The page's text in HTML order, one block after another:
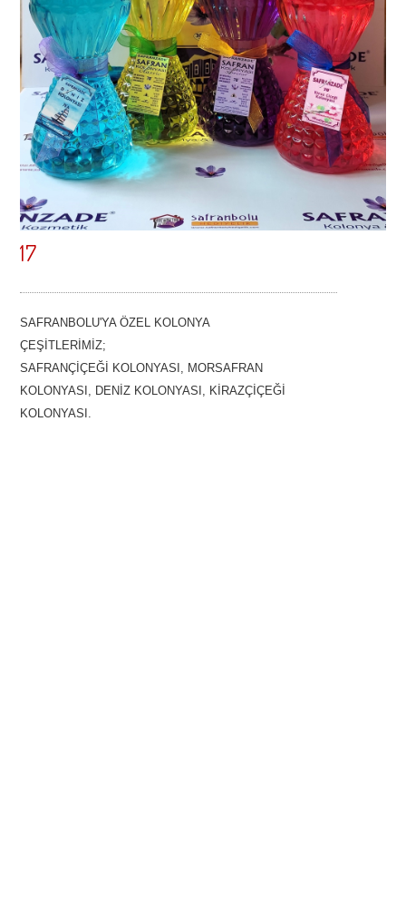
KİRAZÇİÇEĞİ KOLONYALARI
CAM KOLONYA ŞİŞELERİ
PET KOLONYA ŞİŞELERİ
ARABA KOKULARI
SAFRAN
SAFRANLI KREMLER 50 ML
SAFRANLI KREMLER 100 ML
ULAŞIM
İLETİŞİM
17
SAFRANBOLU'YA ÖZEL KOLONYA
ÇEŞİTLERİMİZ;
SAFRANÇİÇEĞİ KOLONYASI, MORSAFRAN
KOLONYASI, DENİZ KOLONYASI, KİRAZÇİÇEĞİ
KOLONYASI.